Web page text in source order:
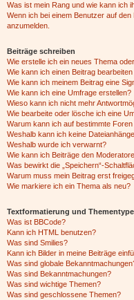
Was ist mein Rang und wie kann ich
Wenn ich bei einem Benutzer auf
anzumelden.
Beiträge schreiben
Wie erstelle ich ein neues Thema
Wie kann ich einen Beitrag
Wie kann ich meinem Beitrag eine
Wie kann ich eine Umfrage erstellen?
Wieso kann ich nicht mehr
Wie bearbeite oder lösche ich eine
Warum kann ich auf bestimmte
Weshalb kann ich keine
Weshalb wurde ich verwarnt?
Wie kann ich Beiträge den
Was bewirkt die „Speichern“-
Warum muss mein Beitrag erst
Wie markiere ich ein Thema als neu?
Textformatierung und
Was ist BBCode?
Kann ich HTML benutzen?
Was sind Smilies?
Kann ich Bilder in meine Beiträge
Was sind globale
Was sind Bekanntmachungen?
Was sind wichtige Themen?
Was sind geschlossene Themen?